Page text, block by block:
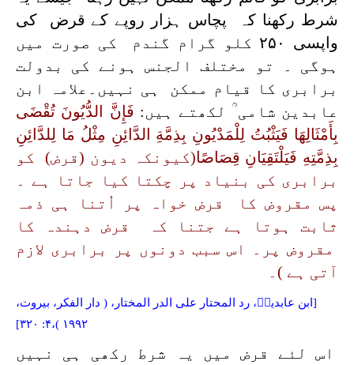
شرط رکھنا کہ پچاس ہزار روپے کے قرض کی
واپسی ۲۵۰ کلو گرام گندم کی صورت میں
ہوگی ۔ تو مختلف الجنس ہونے کی بدولت
برابری کا قیام ممکن ہی نہیں۔علامہ ابن
عابدین شامی ؒ لکھتے ہیں: فَإِنَّ الدُّيُونَ تُقْضَى
بِأَمْثَالِهَا فَيَثْبُتُ لِلْمَدْيُونِ بِذِمَّةِ الدَّائِنِ مِثْلُ مَا لِلدَّائِنِ
بِذِمَّتِهِ فَيَلْتَقِيَانِ قِصَاصًا(کیونکہ دیون (قرض) کو
برابری کی بنیاد پر چکتا کیا جاتا ہے ۔
پس مقروض کا قرض خواہ پر اُتنا ہی ذمہ
ثابت ہوتا ہے جتنا کہ قرض دہندہ کا
مقروض پر۔ اس سبب دونوں پر برابری لازم
آتی ہے )۔
[ ابن عابدینؒ، رد المحتار على الدر المختار، ( دار الفكر، بيروت،
۱۹۹۲ )
،۴: ۳۲۰ ]
اس لئے قرض میں یہ شرط رکھی ہی نہیں